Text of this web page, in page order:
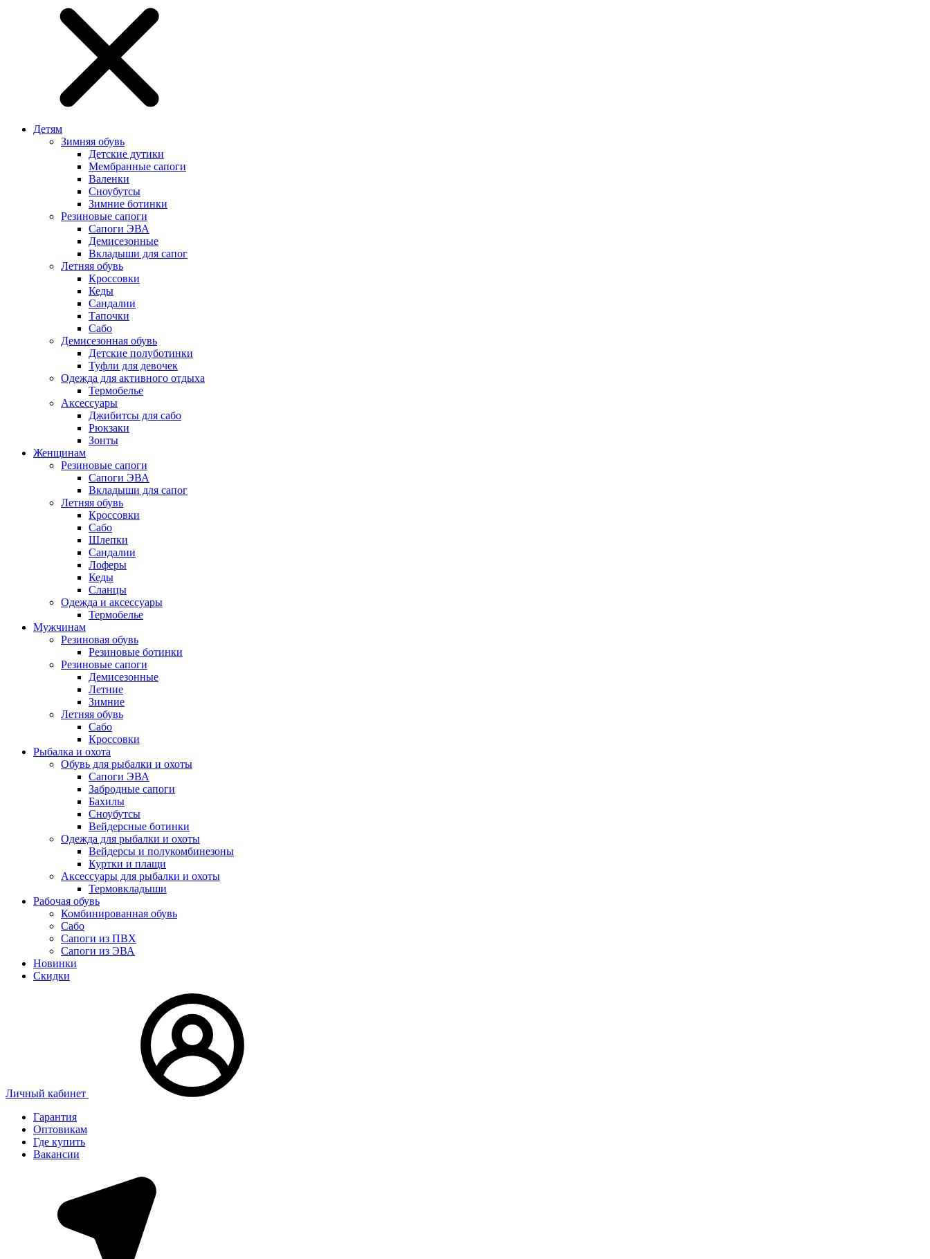
Детям
Зимняя обувь
Детские дутики
Мембранные сапоги
Валенки
Сноубутсы
Зимние ботинки
Резиновые сапоги
Сапоги ЭВА
Демисезонные
Вкладыши для сапог
Летняя обувь
Кроссовки
Кеды
Сандалии
Тапочки
Сабо
Демисезонная обувь
Детские полуботинки
Туфли для девочек
Одежда для активного отдыха
Термобелье
Аксессуары
Джибитсы для сабо
Рюкзаки
Зонты
Женщинам
Резиновые сапоги
Cапоги ЭВА
Вкладыши для сапог
Летняя обувь
Кроссовки
Сабо
Шлепки
Сандалии
Лоферы
Кеды
Сланцы
Одежда и аксессуары
Термобелье
Мужчинам
Резиновая обувь
Резиновые ботинки
Резиновые сапоги
Демисезонные
Летние
Зимние
Летняя обувь
Сабо
Кроссовки
Рыбалка и охота
Обувь для рыбалки и охоты
Сапоги ЭВА
Забродные сапоги
Бахилы
Сноубутсы
Вейдерсные ботинки
Одежда для рыбалки и охоты
Вейдерсы и полукомбинезоны
Куртки и плащи
Аксессуары для рыбалки и охоты
Термовкладыши
Рабочая обувь
Комбинированная обувь
Сабо
Сапоги из ПВХ
Сапоги из ЭВА
Новинки
Скидки
Личный кабинет
Гарантия
Оптовикам
Где купить
Вакансии